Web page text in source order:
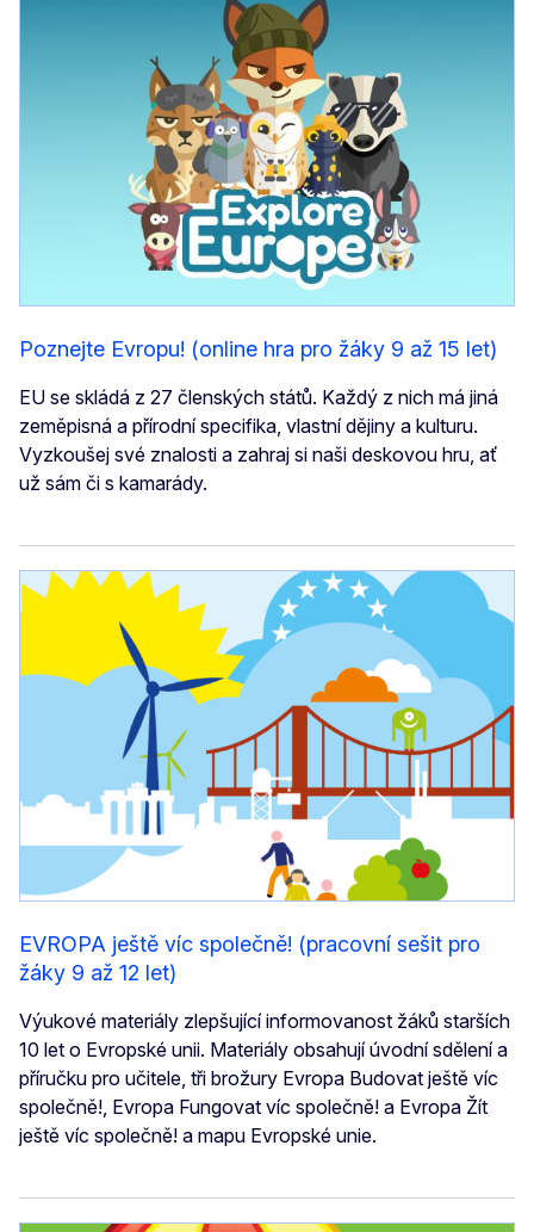
Poznejte Evropu! (online hra pro žáky 9 až 15 let)
EU se skládá z 27 členských států. Každý z nich má jiná
zeměpisná a přírodní specifika, vlastní dějiny a kulturu.
Vyzkoušej své znalosti a zahraj si naši deskovou hru, ať
už sám či s kamarády.
EVROPA ještě víc společně! (pracovní sešit pro
žáky 9 až 12 let)
Výukové materiály zlepšující informovanost žáků starších
10 let o Evropské unii. Materiály obsahují úvodní sdělení a
příručku pro učitele, tři brožury Evropa Budovat ještě víc
společně!, Evropa Fungovat víc společně! a Evropa Žít
ještě víc společně! a mapu Evropské unie.